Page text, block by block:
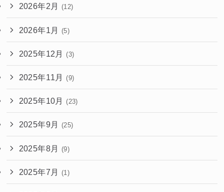
2026年2月 (12)
2026年1月 (5)
2025年12月 (3)
2025年11月 (9)
2025年10月 (23)
2025年9月 (25)
2025年8月 (9)
2025年7月 (1)